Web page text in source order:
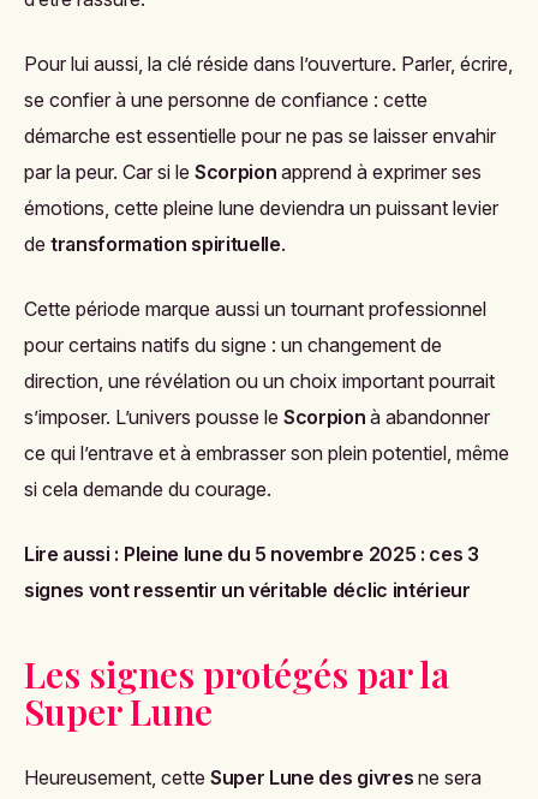
Pour lui aussi, la clé réside dans l’ouverture. Parler, écrire,
se confier à une personne de confiance : cette
démarche est essentielle pour ne pas se laisser envahir
par la peur. Car si le Scorpion apprend à exprimer ses
émotions, cette pleine lune deviendra un puissant levier
de transformation spirituelle.
Cette période marque aussi un tournant professionnel
pour certains natifs du signe : un changement de
direction, une révélation ou un choix important pourrait
s’imposer. L’univers pousse le Scorpion à abandonner
ce qui l’entrave et à embrasser son plein potentiel, même
si cela demande du courage.
Lire aussi : Pleine lune du 5 novembre 2025 : ces 3
signes vont ressentir un véritable déclic intérieur
Les signes protégés par la
Super Lune
Heureusement, cette Super Lune des givres ne sera